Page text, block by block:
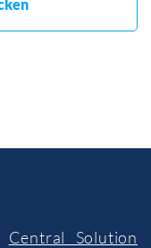
Central Solution